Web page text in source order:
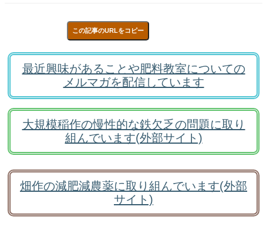
この記事のURLをコピー
最近興味があることや肥料教室についての
メルマガを配信しています
大規模稲作の慢性的な鉄欠乏の問題に取り
組んでいます(外部サイト)
畑作の減肥減農薬に取り組んでいます(外部
サイト)